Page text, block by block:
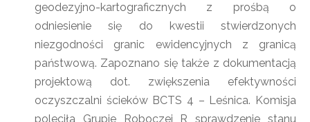
geodezyjno-kartograficznych z prośbą o
odniesienie się do kwestii stwierdzonych
niezgodności granic ewidencyjnych z granicą
państwową. Zapoznano się także z dokumentacją
projektową dot. zwiększenia efektywności
oczyszczalni ścieków BCTS 4 – Leśnica. Komisja
poleciła Grupie Roboczej R sprawdzenie stanu